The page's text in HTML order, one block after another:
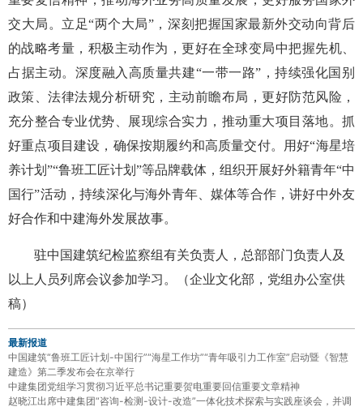
交大局。立足“两个大局”，深刻把握国家最新外交动向背后
的战略考量，积极主动作为，更好在全球变局中把握先机、
占据主动。深度融入高质量共建“一带一路”，持续强化国别
政策、法律法规分析研究，主动前瞻布局，更好防范风险，
充分整合专业优势、展现综合实力，推动重大项目落地。抓
好重点项目建设，确保按期履约和高质量交付。用好“海星培
养计划”“鲁班工匠计划”等品牌载体，组织开展好外籍青年“中
国行”活动，持续深化与海外青年、媒体等合作，讲好中外友
好合作和中建海外发展故事。
驻中国建筑纪检监察组有关负责人，总部部门负责人及
以上人员列席会议参加学习。（企业文化部，党组办公室供
稿）
最新报道
中国建筑“鲁班工匠计划-中国行”“海星工作坊”“青年吸引力工作室”启动暨《智慧
建造》第二季发布会在京举行
中建集团党组学习贯彻习近平总书记重要贺电重要回信重要文章精神
赵晓江出席中建集团“咨询-检测-设计-改造”一体化技术探索与实践座谈会，并调